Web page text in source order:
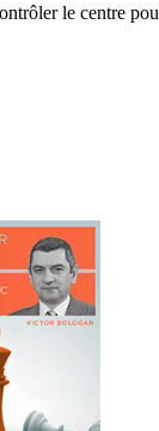
le centre